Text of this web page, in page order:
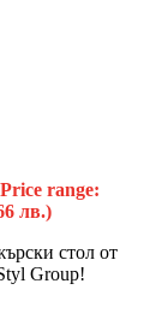
Price range:
лв.)
стол от
Group!